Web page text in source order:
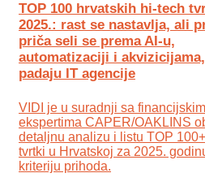
TOP 100 hrvatskih hi-tech
2025.: rast se nastavlja, ali
priča seli se prema AI-u,
automatizaciji i
padaju IT agencije
VIDI je u suradnji sa financijskim
ekspertima CAPER/OAKLINS
detaljnu analizu i listu TOP
tvrtki u Hrvatskoj za 2025.
kriteriju prihoda.